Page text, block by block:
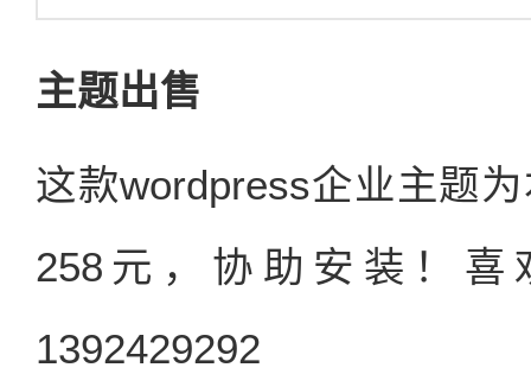
主题出售
这款wordpress企业主题
258元，协助安装！
1392429292